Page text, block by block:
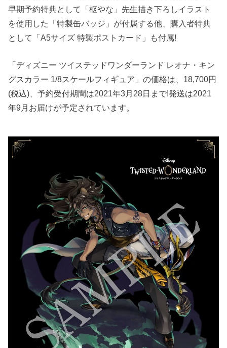
早期予約特典として「枢やな」先生描き下ろしイラスト
を使用した「特製缶バッジ」が付属する他、購入者特典
として「A5サイズ 特製ポストカード」も付属!
「ディズニー ツイステッドワンダーランド レオナ・キン
グスカラー 1/8スケールフィギュア」の価格は、18,700円
(税込)、予約受付期間は2021年3月28日まで!発送は2021
年9月お届けが予定されています。